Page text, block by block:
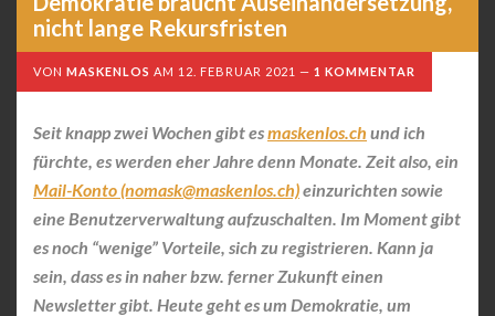
nicht lange Rekursfristen
VON MASKENLOS AM 12. FEBRUAR 2021 1 KOMMENTAR
Seit knapp zwei Wochen gibt esmaskenlos.ch und ich
fürchte, es werden eher Jahre denn Monate. Zeit also, ein
Mail-Konto (nomask@maskenlos.ch)einzurichten sowie
eine Benutzerverwaltung aufzuschalten. Im Moment gibt
es noch “wenige” Vorteile, sich zu registrieren. Kann ja
sein, dass es in naher bzw. ferner Zukunft einen
Newsletter gibt. Heute geht es um Demokratie, um